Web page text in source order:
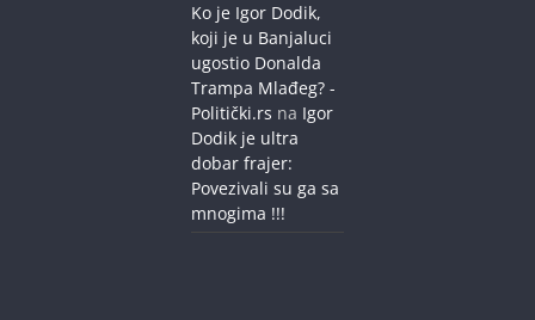
Ko je Igor Dodik,
koji je u Banjaluci
ugostio Donalda
Trampa Mlađeg? -
Politički.rs na Igor
Dodik je ultra
dobar frajer:
Povezivali su ga sa
mnogima !!!